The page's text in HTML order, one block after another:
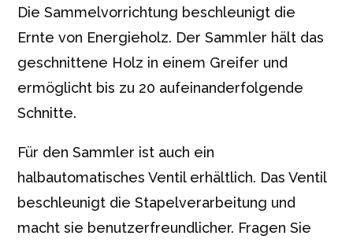
Die Sammelvorrichtung beschleunigt die
Ernte von Energieholz. Der Sammler hält das
geschnittene Holz in einem Greifer und
ermöglicht bis zu 20 aufeinanderfolgende
Schnitte.
Für den Sammler ist auch ein
halbautomatisches Ventil erhältlich. Das Ventil
beschleunigt die Stapelverarbeitung und
macht sie benutzerfreundlicher. Fragen Sie